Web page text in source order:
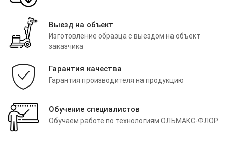
Выезд на объект
Изготовление образца с выездом на объект
заказчика
Гарантия качества
Гарантия производителя на продукцию
Обучение специалистов
Обучаем работе по технологиям ОЛЬМАКС-ФЛОР